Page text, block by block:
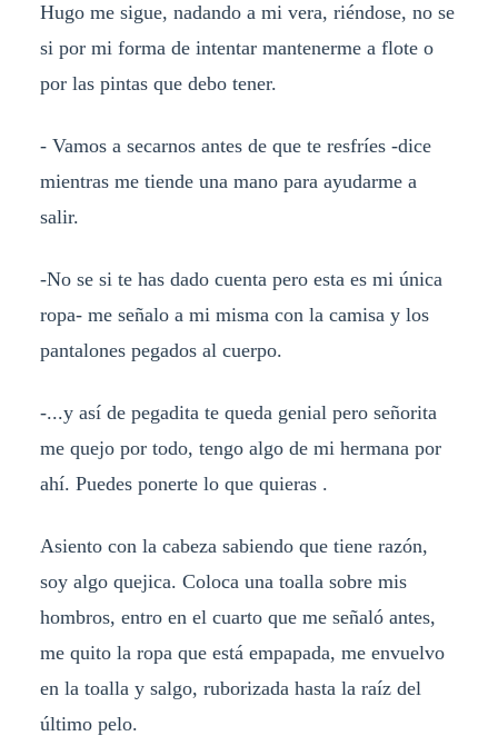
Hugo me sigue, nadando a mi vera, riéndose, no se
si por mi forma de intentar mantenerme a flote o
por las pintas que debo tener.
- Vamos a secarnos antes de que te resfríes -dice
mientras me tiende una mano para ayudarme a
salir.
-No se si te has dado cuenta pero esta es mi única
ropa- me señalo a mi misma con la camisa y los
pantalones pegados al cuerpo.
-...y así de pegadita te queda genial pero señorita
me quejo por todo, tengo algo de mi hermana por
ahí. Puedes ponerte lo que quieras .
Asiento con la cabeza sabiendo que tiene razón,
soy algo quejica. Coloca una toalla sobre mis
hombros, entro en el cuarto que me señaló antes,
me quito la ropa que está empapada, me envuelvo
en la toalla y salgo, ruborizada hasta la raíz del
último pelo.